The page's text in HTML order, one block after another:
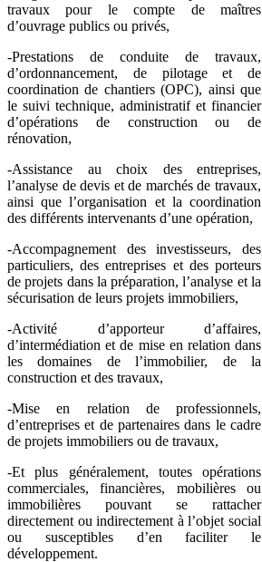
travaux pour le compte de maîtres
d’ouvrage publics ou privés,
-Prestations de conduite de travaux,
d’ordonnancement, de pilotage et de
coordination de chantiers (OPC), ainsi que
le suivi technique, administratif et financier
d’opérations de construction ou de
rénovation,
-Assistance au choix des entreprises,
l’analyse de devis et de marchés de travaux,
ainsi que l’organisation et la coordination
des différents intervenants d’une opération,
-Accompagnement des investisseurs, des
particuliers, des entreprises et des porteurs
de projets dans la préparation, l’analyse et la
sécurisation de leurs projets immobiliers,
-Activité d’apporteur d’affaires,
d’intermédiation et de mise en relation dans
les domaines de l’immobilier, de la
construction et des travaux,
-Mise en relation de professionnels,
d’entreprises et de partenaires dans le cadre
de projets immobiliers ou de travaux,
-Et plus généralement, toutes opérations
commerciales, financières, mobilières ou
immobilières pouvant se rattacher
directement ou indirectement à l’objet social
ou susceptibles d’en faciliter le
développement.